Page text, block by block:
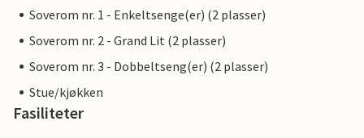
Soverom nr. 1 - Enkeltsenge(er) (2 plasser)
Soverom nr. 2 - Grand Lit (2 plasser)
Soverom nr. 3 - Dobbeltseng(er) (2 plasser)
Stue/kjøkken
Fasiliteter